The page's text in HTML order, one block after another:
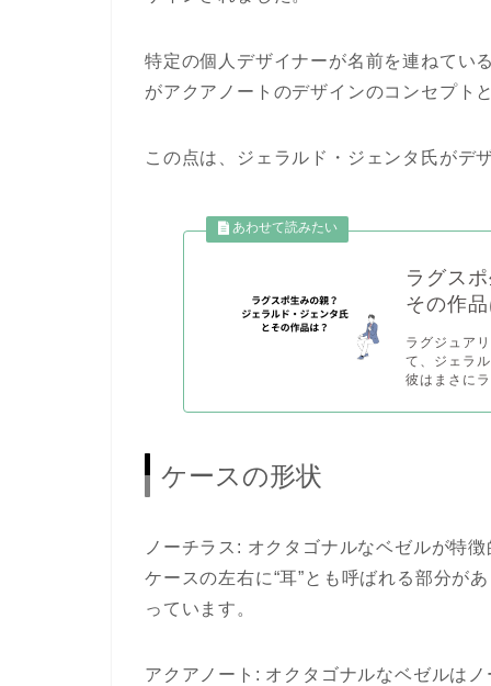
特定の個人デザイナーが名前を連ねてい
がアクアノートのデザインのコンセプト
この点は、ジェラルド・ジェンタ氏がデ
ラグス
その作
ラグジュア
て、ジェラ
彼はまさに
ケースの形状
ノーチラス: オクタゴナルなベゼルが特
ケースの左右に“耳”とも呼ばれる部分が
っています。
アクアノート: オクタゴナルなベゼルは